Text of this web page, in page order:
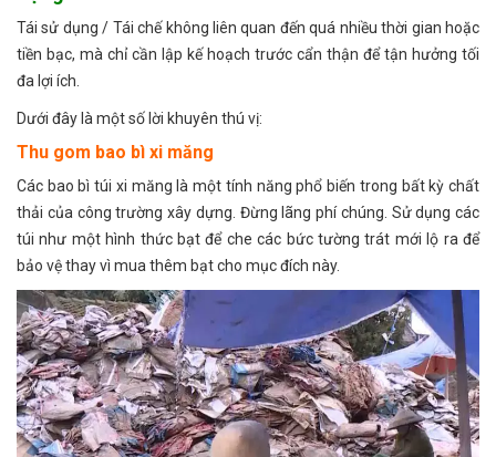
Tái sử dụng / Tái chế không liên quan đến quá nhiều thời gian hoặc
tiền bạc, mà chỉ cần lập kế hoạch trước cẩn thận để tận hưởng tối
đa lợi ích.
Dưới đây là một số lời khuyên thú vị:
Thu gom bao bì xi măng
Các bao bì túi xi măng là một tính năng phổ biến trong bất kỳ chất
thải của công trường xây dựng. Đừng lãng phí chúng. Sử dụng các
túi như một hình thức bạt để che các bức tường trát mới lộ ra để
bảo vệ thay vì mua thêm bạt cho mục đích này.